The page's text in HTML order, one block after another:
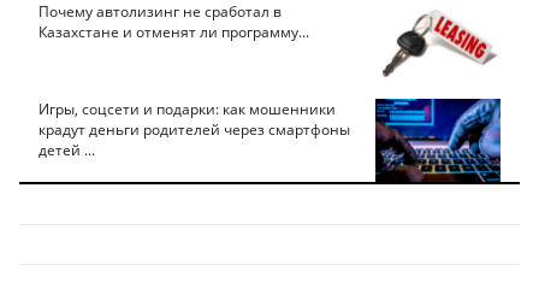
Почему автолизинг не сработал в
Казахстане и отменят ли программу...
Игры, соцсети и подарки: как мошенники
крадут деньги родителей через смартфоны
детей ...